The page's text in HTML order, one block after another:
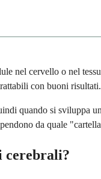
nel cervello o nel
con buoni risultati.
quando si sviluppa
da quale
cerebrali?